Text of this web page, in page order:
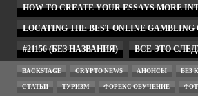
HOW TO CREATE YOUR ESSAYS MORE
LOCATING THE BEST ONLINE GAMBLING
#21156 (БЕЗ НАЗВАНИЯ) ВСЕ ЭТО
BACKSTAGE CRYPTO NEWS АНОНСЫ БЕЗ
СТАТЬИ ТУРИЗМ ФОРЕКС ОБУЧЕНИЕ